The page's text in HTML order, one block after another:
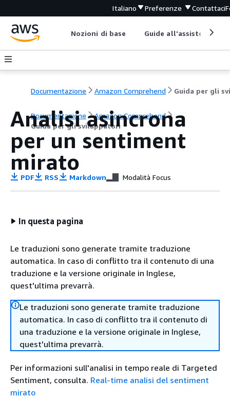
Italiano Preferenze Contattaci
Nozioni di base Guide all'assistenza
Documentazione Amazon Comprehend
Documentazione
Amazon Comprehend
Guida per gli sviluppatori
Analisi asincrona
per un sentiment
mirato
PDF RSS Markdown Modalità Focus
In questa pagina
Le traduzioni sono generate tramite traduzione
automatica. In caso di conflitto tra il contenuto di una
traduzione e la versione originale in Inglese,
quest'ultima prevarrà.
Le traduzioni sono generate tramite traduzione
automatica. In caso di conflitto tra il contenuto di
una traduzione e la versione originale in Inglese,
quest'ultima prevarrà.
Per informazioni sull'analisi in tempo reale di Targeted
Sentiment, consulta. Real-time analisi del sentiment
mirato